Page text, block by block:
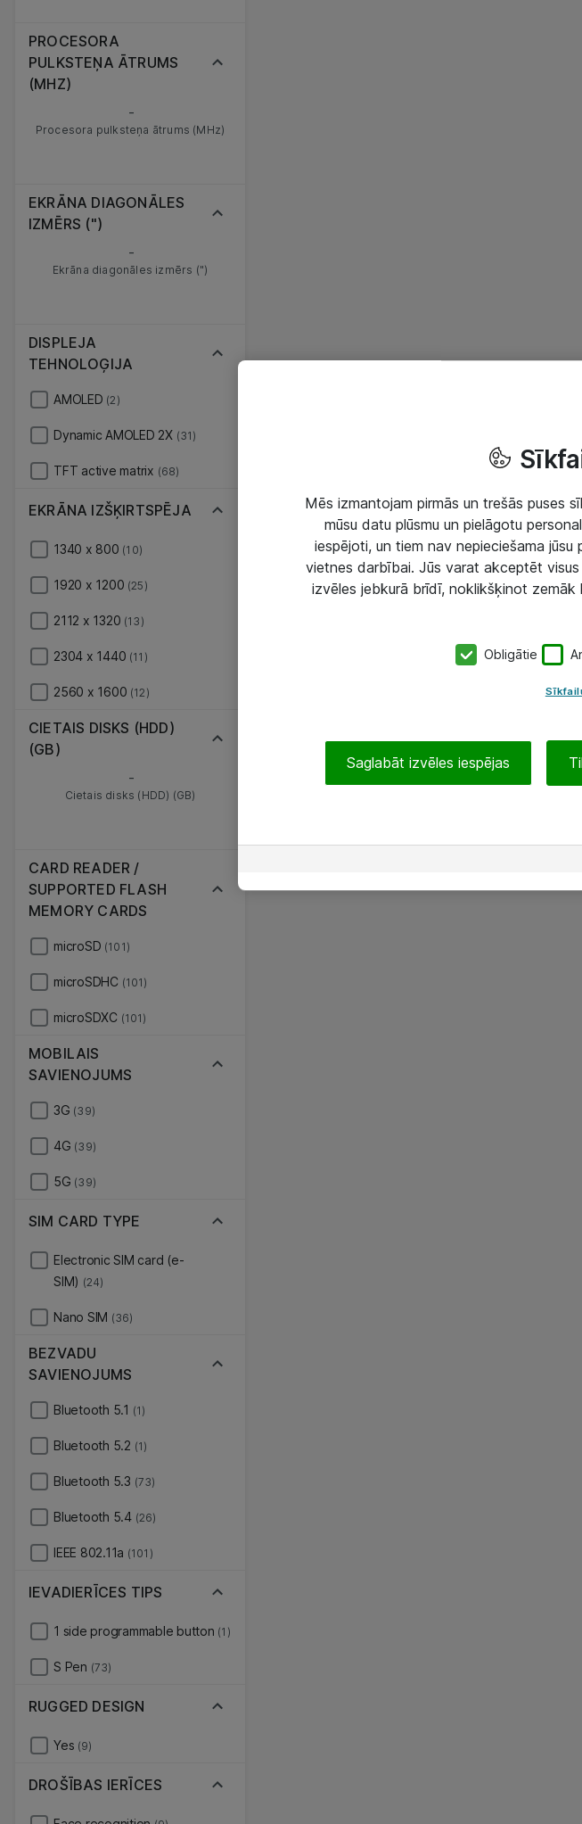
PROCESORA
PULKSTEŅA ĀTRUMS
(MHZ)
-
Procesora pulksteņa ātrums (MHz)
EKRĀNA DIAGONĀLES
IZMĒRS (")
-
Ekrāna diagonāles izmērs (")
DISPLEJA
TEHNOLOĢIJA
AMOLED (2)
Dynamic AMOLED 2X (31)
TFT active matrix (68)
EKRĀNA IZŠĶIRTSPĒJA
1340 x 800 (10)
1920 x 1200 (25)
2112 x 1320 (13)
2304 x 1440 (11)
2560 x 1600 (12)
CIETAIS DISKS (HDD)
(GB)
-
Cietais disks (HDD) (GB)
CARD READER /
SUPPORTED FLASH
MEMORY CARDS
microSD (101)
microSDHC (101)
microSDXC (101)
MOBILAIS
SAVIENOJUMS
3G (39)
4G (39)
5G (39)
SIM CARD TYPE
Electronic SIM card (e-
SIM) (24)
Nano SIM (36)
BEZVADU
SAVIENOJUMS
Bluetooth 5.1 (1)
Bluetooth 5.2 (1)
Bluetooth 5.3 (73)
Bluetooth 5.4 (26)
IEEE 802.11a (101)
IEVADIERĪCES TIPS
1 side programmable button (1)
S Pen (73)
RUGGED DESIGN
Yes (9)
DROŠĪBAS IERĪCES
Mēs izmantojam pirmās un trešās puses
mūsu datu plūsmu un pielāgotu
iespējoti, un tiem nav nepieciešama
vietnes darbībai. Jūs varat akceptēt
izvēles jebkurā brīdī, noklikšķinot
Obligātie
Saglabāt izvēles iespējas